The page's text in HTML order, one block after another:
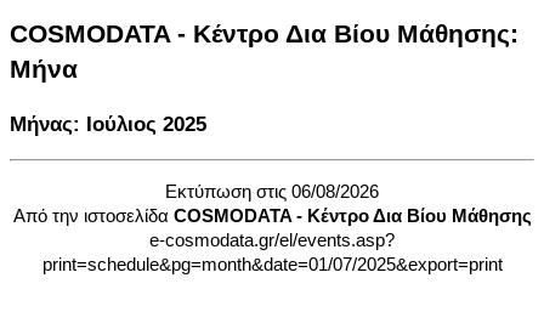
COSMODATA - Κέντρο Δια Βίου Μάθησης:
Μήνα
Μήνας: Ιούλιος 2025
Εκτύπωση στις 06/08/2026
Από την ιστοσελίδα COSMODATA - Κέντρο Δια Βίου Μάθησης
e-cosmodata.gr/el/events.asp?
print=schedule&pg=month&date=01/07/2025&export=print